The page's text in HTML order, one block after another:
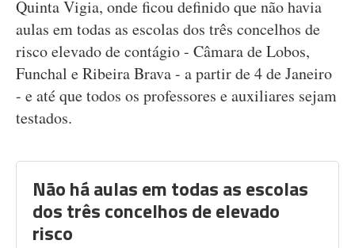
Quinta Vigia, onde ficou definido que não havia
aulas em todas as escolas dos três concelhos de
risco elevado de contágio - Câmara de Lobos,
Funchal e Ribeira Brava - a partir de 4 de Janeiro
- e até que todos os professores e auxiliares sejam
testados.
Não há aulas em todas as escolas
dos três concelhos de elevado
risco